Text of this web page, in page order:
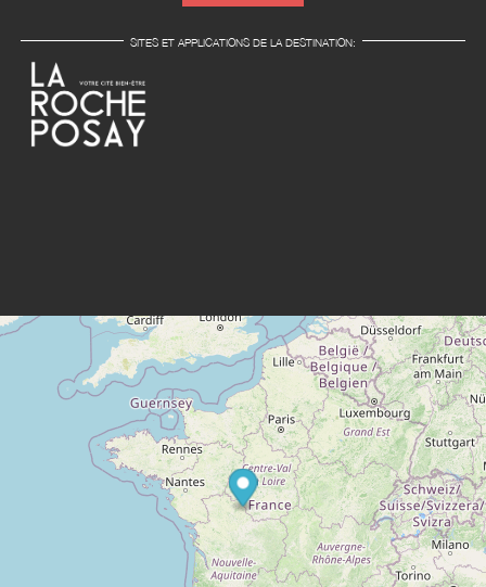
SITES ET APPLICATIONS DE LA DESTINATION: